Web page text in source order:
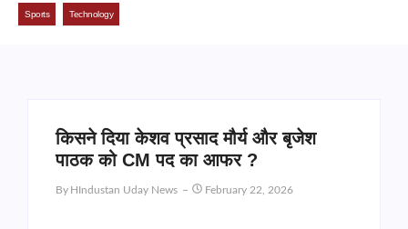
Sports Technology
किसने दिया केशव प्रसाद मौर्य और बृजेश
पाठक को CM पद का आफर ?
By HIndustan Uday News February 22, 2026